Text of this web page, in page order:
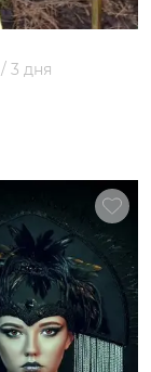
/ 3 дня